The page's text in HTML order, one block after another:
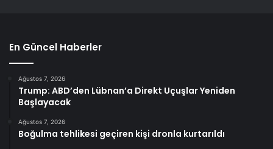
En Güncel Haberler
Ağustos 7, 2026
Trump: ABD’den Lübnan’a Direkt Uçuşlar Yeniden
Başlayacak
Ağustos 7, 2026
Boğulma tehlikesi geçiren kişi dronla kurtarıldı